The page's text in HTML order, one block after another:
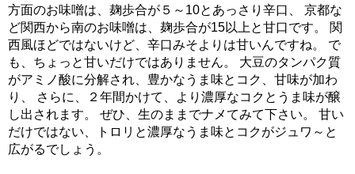
方面のお味噌は、麹歩合が５～10とあっさり辛口、 京都な
ど関西から南のお味噌は、麹歩合が15以上と甘口です。 関
西風ほどではないけど、辛口みそよりは甘いんですね。 で
も、ちょっと甘いだけではありません。 大豆のタンパク質
がアミノ酸に分解され、豊かなうま味とコク、甘味が加わ
り、 さらに、２年間かけて、より濃厚なコクとうま味が醸
し出されます。 ぜひ、生のままでナメてみて下さい。 甘い
だけではない、トロリと濃厚なうま味とコクがジュワ～と
広がるでしょう。